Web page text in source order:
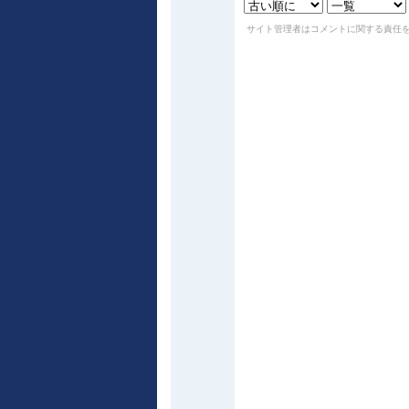
サイト管理者はコメントに関する責任